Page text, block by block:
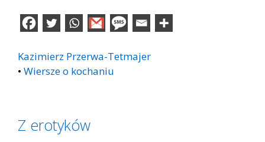
Kazimierz Przerwa-Tetmajer
• Wiersze o kochaniu
Z erotyków